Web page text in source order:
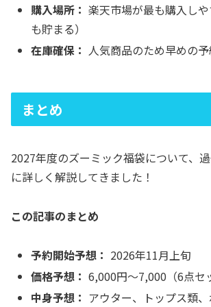
購入場所： 楽天市場が最も購入し
も貯まる）
在庫確保： 人気商品のため早めの
まとめ
2027年度のズーミック福袋について、
に詳しく解説してきました！
この記事のまとめ
予約開始予想： 2026年11月上旬
価格予想： 6,000円〜7,000（6点セ
中身予想： アウター、トップス類